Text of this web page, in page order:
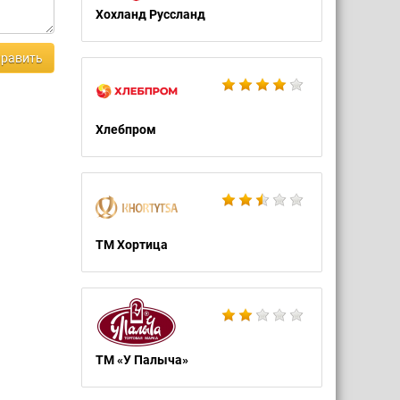
Хохланд Руссланд
Хлебпром
ТМ Хортица
ТМ «У Палыча»